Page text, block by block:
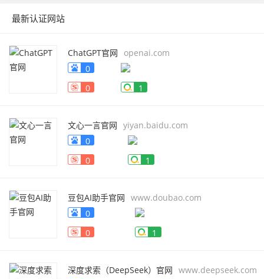
最新认证网站
ChatGPT官网
openai.com
0
0
1
文心一言官网 yiyan.baidu.com
0
0
1
豆包AI助手官网 www.doubao.com
0
0
1
深度求索（DeepSeek）官网 www.deepseek.com